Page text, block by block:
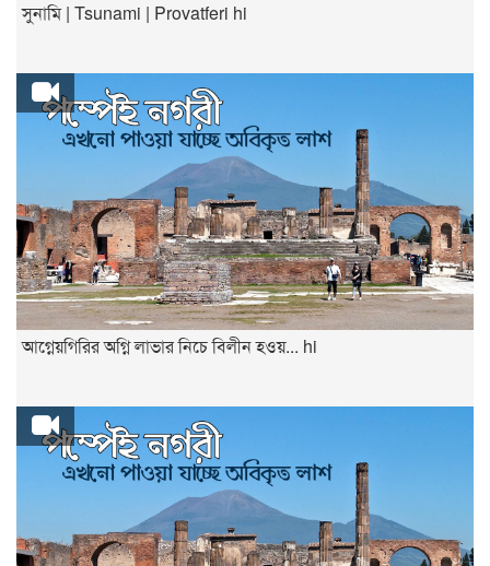
সুনামি | Tsunami | Provatferi hi
আগ্নেয়গিরির অগ্নি লাভার নিচে বিলীন হওয়... hi